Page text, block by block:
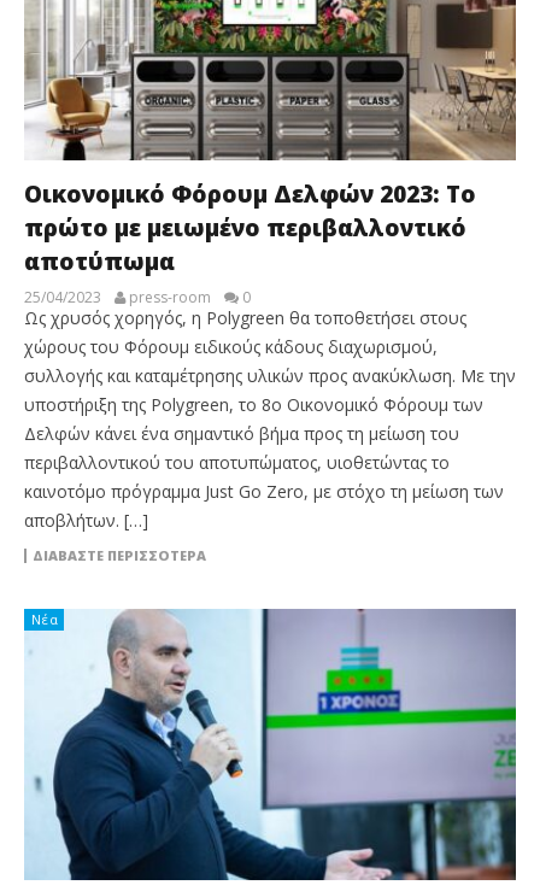
Οικονομικό Φόρουμ Δελφών 2023: Το
πρώτο με μειωμένο περιβαλλοντικό
αποτύπωμα
25/04/2023 press-room 0
Ως χρυσός χορηγός, η Polygreen θα τοποθετήσει στους
χώρους του Φόρουμ ειδικούς κάδους διαχωρισμού,
συλλογής και καταμέτρησης υλικών προς ανακύκλωση. Με την
υποστήριξη της Polygreen, το 8ο Οικονομικό Φόρουμ των
Δελφών κάνει ένα σημαντικό βήμα προς τη μείωση του
περιβαλλοντικού του αποτυπώματος, υιοθετώντας το
καινοτόμο πρόγραμμα Just Go Zero, με στόχο τη μείωση των
αποβλήτων. […]
ΔΙΑΒΆΣΤΕ ΠΕΡΙΣΣΌΤΕΡΑ
Νέα